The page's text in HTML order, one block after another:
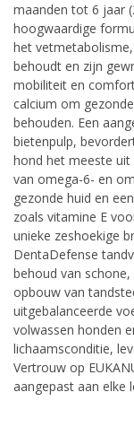
maanden tot 6 jaar
hoogwaardige
het
behoudt en zijn
mobiliteit en
calcium om
behouden. Een
bietenpulp,
hond het meeste
van omega-6- en
gezonde huid en
zoals vitamine E
unieke zeshoekige
DentaDefense
behoud van
opbouw van
uitgebalanceerde
volwassen honden
lichaamsconditie,
Vertrouw op
aangepast aan elke